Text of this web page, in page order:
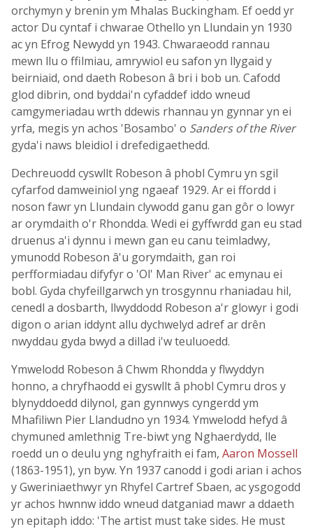
orchymyn y brenin ym Mhalas Buckingham. Ef oedd yr
actor Du cyntaf i chwarae Othello yn Llundain yn 1930
ac yn Efrog Newydd yn 1943. Chwaraeodd rannau
mewn llu o ffilmiau, amrywiol eu safon yn llygaid y
beirniaid, ond daeth Robeson â bri i bob un. Cafodd
glod dibrin, ond byddai'n cyfaddef iddo wneud
camgymeriadau wrth ddewis rhannau yn gynnar yn ei
yrfa, megis yn achos 'Bosambo' o Sanders of the River
gyda'i naws bleidiol i drefedigaethedd.
Dechreuodd cyswllt Robeson â phobl Cymru yn sgil
cyfarfod damweiniol yng ngaeaf 1929. Ar ei ffordd i
noson fawr yn Llundain clywodd ganu gan gôr o lowyr
ar orymdaith o'r Rhondda. Wedi ei gyffwrdd gan eu stad
druenus a'i dynnu i mewn gan eu canu teimladwy,
ymunodd Robeson â'u gorymdaith, gan roi
perfformiadau difyfyr o 'Ol' Man River' ac emynau ei
bobl. Gyda chyfeillgarwch yn trosgynnu rhaniadau hil,
cenedl a dosbarth, llwyddodd Robeson a'r glowyr i godi
digon o arian iddynt allu dychwelyd adref ar drên
nwyddau gyda bwyd a dillad i'w teuluoedd.
Ymwelodd Robeson â Chwm Rhondda y flwyddyn
honno, a chryfhaodd ei gyswllt â phobl Cymru dros y
blynyddoedd dilynol, gan gynnwys cyngerdd ym
Mhafiliwn Pier Llandudno yn 1934. Ymwelodd hefyd â
chymuned amlethnig Tre-biwt yng Nghaerdydd, lle
roedd un o deulu yng nghyfraith ei fam, Aaron Mossell
(1863-1951), yn byw. Yn 1937 canodd i godi arian i achos
y Gweriniaethwyr yn Rhyfel Cartref Sbaen, ac ysgogodd
yr achos hwnnw iddo wneud datganiad mawr a ddaeth
yn epitaph iddo: 'The artist must take sides. He must